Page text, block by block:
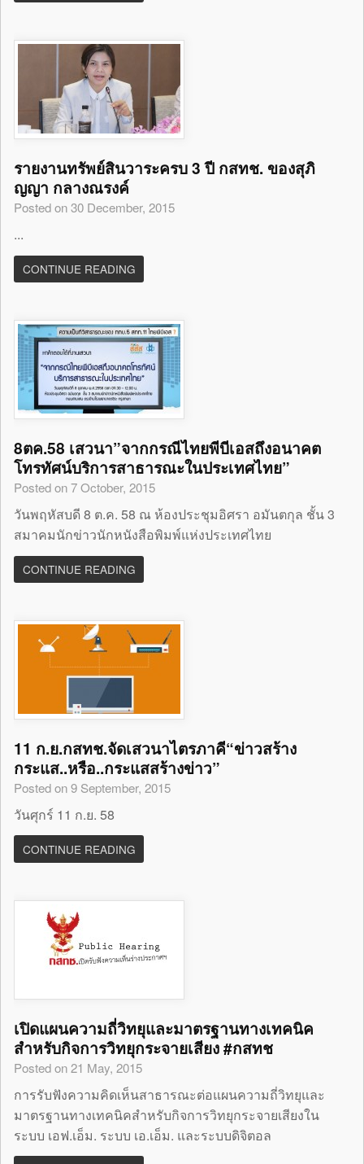
รายงานทรัพย์สินวาระครบ 3 ปี กสทช. ของสุภิ
ญญา กลางณรงค์
Posted on 30 December, 2015
...
CONTINUE READING
8ตค.58 เสวนา”จากกรณีไทยพีบีเอสถึงอนาคต
โทรทัศน์บริการสาธารณะในประเทศไทย”
Posted on 7 October, 2015
วันพฤหัสบดี 8 ต.ค. 58 ณ ห้องประชุมอิศรา อมันตกุล ชั้น 3
สมาคมนักข่าวนักหนังสือพิมพ์แห่งประเทศไทย
CONTINUE READING
11 ก.ย.กสทช.จัดเสวนาไตรภาคี“ข่าวสร้าง
กระแส..หรือ..กระแสสร้างข่าว”
Posted on 9 September, 2015
วันศุกร์ 11 ก.ย. 58
CONTINUE READING
เปิดแผนความถี่วิทยุและมาตรฐานทางเทคนิค
สำหรับกิจการวิทยุกระจายเสียง #กสทช
Posted on 21 May, 2015
การรับฟังความคิดเห็นสาธารณะต่อแผนความถี่วิทยุและ
มาตรฐานทางเทคนิคสำหรับกิจการวิทยุกระจายเสียงใน
ระบบ เอฟ.เอ็ม. ระบบ เอ.เอ็ม. และระบบดิจิตอล